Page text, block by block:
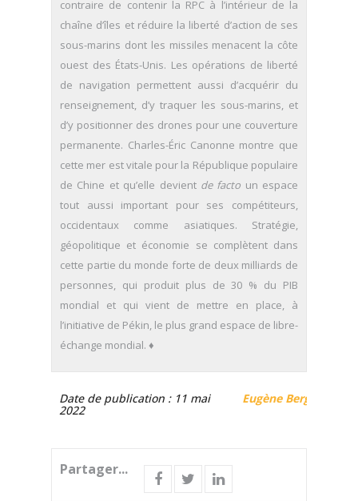
contraire de contenir la RPC à l’intérieur de la
chaîne d’îles et réduire la liberté d’action de ses
sous-marins dont les missiles menacent la côte
ouest des États-Unis. Les opérations de liberté
de navigation permettent aussi d’acquérir du
renseignement, d’y traquer les sous-marins, et
d’y positionner des drones pour une couverture
permanente. Charles-Éric Canonne montre que
cette mer est vitale pour la République populaire
de Chine et qu’elle devient de facto un espace
tout aussi important pour ses compétiteurs,
occidentaux comme asiatiques. Stratégie,
géopolitique et économie se complètent dans
cette partie du monde forte de deux milliards de
personnes, qui produit plus de 30 % du PIB
mondial et qui vient de mettre en place, à
l’initiative de Pékin, le plus grand espace de libre-
échange mondial. ♦
Eugène Berg
Date de publication : 11 mai
2022
Partager...